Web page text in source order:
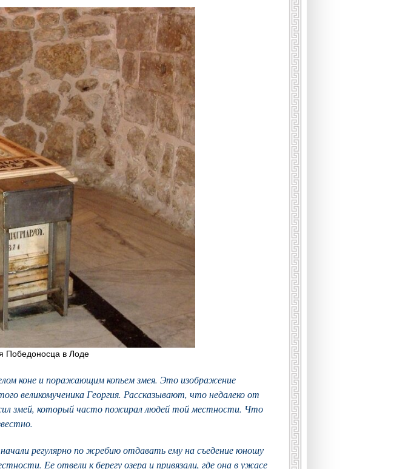
Победоносца в Лоде
коне и поражающим копьем змея. Это изображение
великомученика Георгия. Рассказывают, что недалеко от
змей, который часто пожирал людей той местности. Что
регулярно по жребию отдавать ему на съедение юношу
Ее отвели к берегу озера и привязали, где она в ужасе